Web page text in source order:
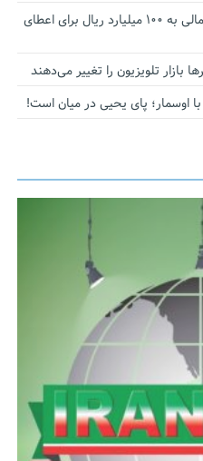
آستانه الزام به دریافت صورت های مالی به ۱۰۰ میلیارد ریال برای اعطای
بازار تلویزیون را تغییر می‌دهند
اوسمار؛ پای یحیی در میان است!